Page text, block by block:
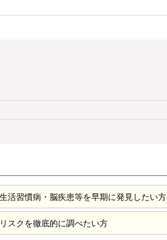
活習慣病・脳疾患等を早期に発見したい方
スクを徹底的に調べたい方